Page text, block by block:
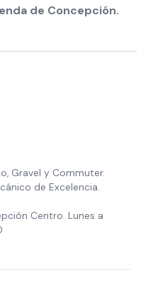
de Concepción.
Gravel y Commuter.
de Excelencia.
Centro. Lunes a